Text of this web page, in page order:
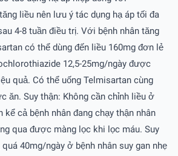
liều nên lưu ý tác dụng hạ áp tối đa
4-8 tuần điều trị. Với bệnh nhân tăng
có thể dùng đến liều 160mg đơn lẻ
12,5-25mg/ngày được
quả. Có thể uống Telmisartan cùng
ăn. Suy thận: Không cần chỉnh liều ở
kể cả bệnh nhân đang chạy thận nhân
qua được màng lọc khi lọc máu. Suy
40mg/ngày ở bệnh nhân suy gan nhẹ